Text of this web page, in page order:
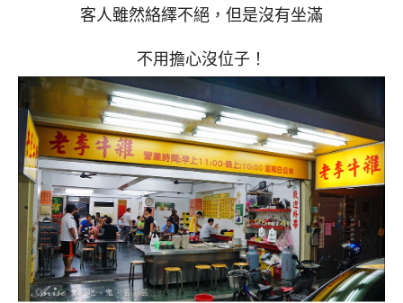
客人雖然絡繹不絕，但是沒有坐滿
不用擔心沒位子！